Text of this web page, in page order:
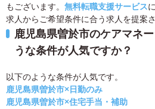
もございます。 無料転職支援サービス
求人からご希望条件に合う求人を提案
鹿児島県曽於市のケアマネ
うな条件が人気ですか？
以下のような条件が人気です。
鹿児島県曽於市×日勤のみ
鹿児島県曽於市×住宅手当・補助